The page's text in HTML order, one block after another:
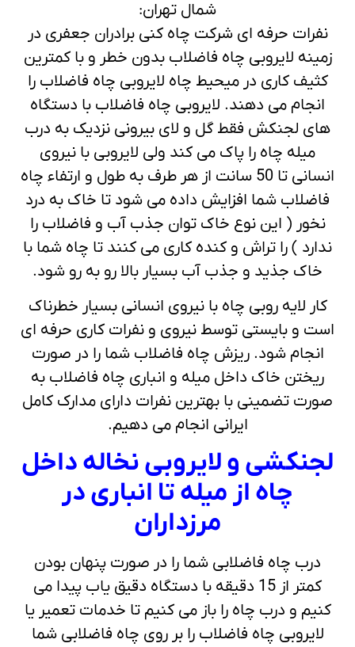
شمال تهران:
نفرات حرفه ای شرکت چاه کنی برادران جعفری در
زمینه لایروبی چاه فاضلاب بدون خطر و با کمترین
کثیف کاری در میحیط چاه لایروبی چاه فاضلاب را
انجام می دهند. لایروبی چاه فاضلاب با دستگاه
های لجنکش فقط گل و لای بیرونی نزدیک به درب
میله چاه را پاک می کند ولی لایروبی با نیروی
انسانی تا 50 سانت از هر طرف به طول و ارتفاء چاه
فاضلاب شما افزایش داده می شود تا خاک به درد
نخور ( این نوع خاک توان جذب آب و فاضلاب را
ندارد ) را تراش و کنده کاری می کنند تا چاه شما با
خاک جذید و جذب آب بسیار بالا رو به رو شود.
کار لایه روبی چاه با نیروی انسانی بسیار خطرناک
است و بایستی توسط نیروی و نفرات کاری حرفه ای
انجام شود. ریزش چاه فاضلاب شما را در صورت
ریختن خاک داخل میله و انباری چاه فاضلاب به
صورت تضمینی با بهترین نفرات دارای مدارک کامل
ایرانی انجام می دهیم.
لجنکشی و لایروبی نخاله داخل
چاه از میله تا انباری در
مرزداران
درب چاه فاضلابی شما را در صورت پنهان بودن
کمتر از 15 دقیقه با دستگاه دقیق یاب پیدا می
کنیم و درب چاه را باز می کنیم تا خدمات تعمیر یا
لایروبی چاه فاضلاب را بر روی چاه فاضلابی شما